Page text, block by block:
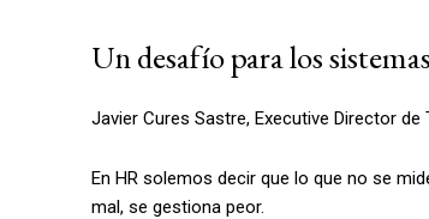
Un desafío para los
Javier Cures Sastre, Executive Director de
En HR solemos decir que lo que no se
mal, se gestiona peor.